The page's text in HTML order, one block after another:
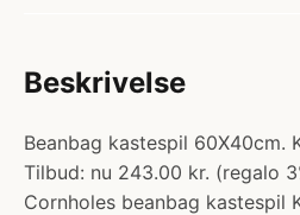
Beskrivelse
Beanbag kastespil 60X40cm.
Tilbud: nu 243.00 kr. (regalo
Cornholes beanbag kastespil